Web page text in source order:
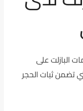
البازلت على
تضمن ثبات الحجر